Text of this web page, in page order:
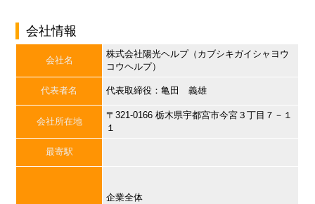
会社情報
会社名
株式会社陽光ヘルプ（カブシキガイシャヨウ
コウヘルプ）
代表者名 代表取締役：亀田 義雄
会社所在地
〒321-0166 栃木県宇都宮市今宮３丁目７－１
１
最寄駅
企業全体